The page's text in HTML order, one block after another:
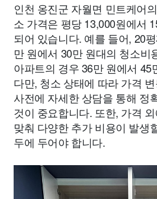
인천 옹진군 자월면 민트케어
소 가격은 평당 13,000원에서
되어 있습니다. 예를 들어, 20
만 원에서 30만 원대의 청소비
아파트의 경우 36만 원에서 45
다만, 청소 상태에 따라 가격
사전에 자세한 상담을 통해 정
것이 중요합니다. 또한, 가격
맞춰 다양한 추가 비용이 발생
두에 두어야 합니다.